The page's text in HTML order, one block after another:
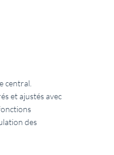
central.
et ajustés avec
des